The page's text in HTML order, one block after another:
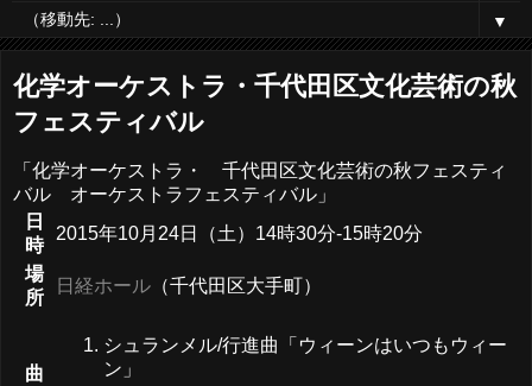
▼
化学オーケストラ・千代田区文化芸術の秋
フェスティバル
「化学オーケストラ・ 千代田区文化芸術の秋フェスティ
バル オーケストラフェスティバル」
日
時
2015年10月24日（土）14時30分-15時20分
場
所
日経ホール （千代田区大手町）
曲
シュランメル/行進曲「ウィーンはいつもウィー
ン」